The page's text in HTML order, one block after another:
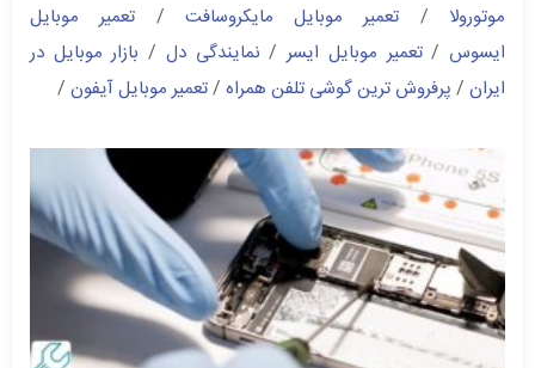
موتورولا / تعمیر موبایل مایکروسافت / تعمیر موبایل
ایسوس /تعمیر موبایل ایسر/ نمایندگی دل / بازار موبایل در
ایران / پرفروش ترین گوشی تلفن همراه /تعمیر موبایل آیفون /